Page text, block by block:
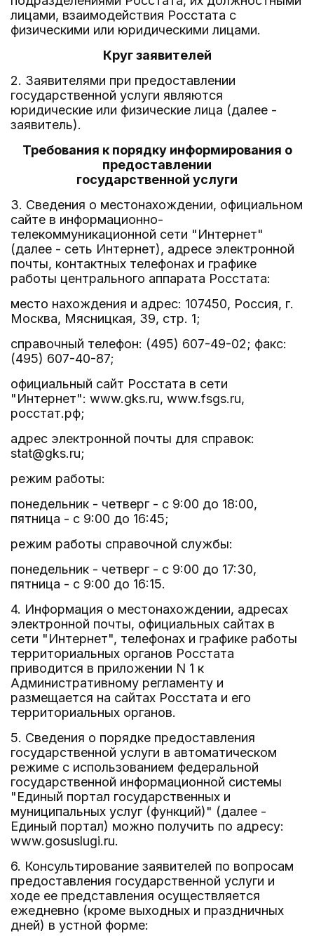
лицами, взаимодействия Росстата с
физическими или юридическими лицами.
Круг заявителей
2. Заявителями при предоставлении
государственной услуги являются
юридические или физические лица (далее -
заявитель).
Требования к порядку информирования о
предоставлении
государственной услуги
3. Сведения о местонахождении, официальном
сайте в информационно-
телекоммуникационной сети "Интернет"
(далее - сеть Интернет), адресе электронной
почты, контактных телефонах и графике
работы центрального аппарата Росстата:
место нахождения и адрес: 107450, Россия, г.
Москва, Мясницкая, 39, стр. 1;
справочный телефон: (495) 607-49-02; факс:
(495) 607-40-87;
официальный сайт Росстата в сети
"Интернет": www.gks.ru, www.fsgs.ru,
росстат.рф;
адрес электронной почты для справок:
stat@gks.ru;
режим работы:
понедельник - четверг - с 9:00 до 18:00,
пятница - с 9:00 до 16:45;
режим работы справочной службы:
понедельник - четверг - с 9:00 до 17:30,
пятница - с 9:00 до 16:15.
4. Информация о местонахождении, адресах
электронной почты, официальных сайтах в
сети "Интернет", телефонах и графике работы
территориальных органов Росстата
приводится в приложении N 1 к
Административному регламенту и
размещается на сайтах Росстата и его
территориальных органов.
5. Сведения о порядке предоставления
государственной услуги в автоматическом
режиме с использованием федеральной
государственной информационной системы
"Единый портал государственных и
муниципальных услуг (функций)" (далее -
Единый портал) можно получить по адресу:
www.gosuslugi.ru.
6. Консультирование заявителей по вопросам
предоставления государственной услуги и
ходе ее представления осуществляется
ежедневно (кроме выходных и праздничных
дней) в устной форме: